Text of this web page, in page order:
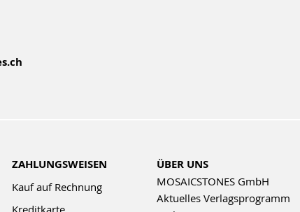
ZAHLUNGSWEISEN
Kauf auf Rechnung
Kreditkarte
ÜBER UNS
MOSAICSTONES GmbH
Aktuelles Verlagsprogramm